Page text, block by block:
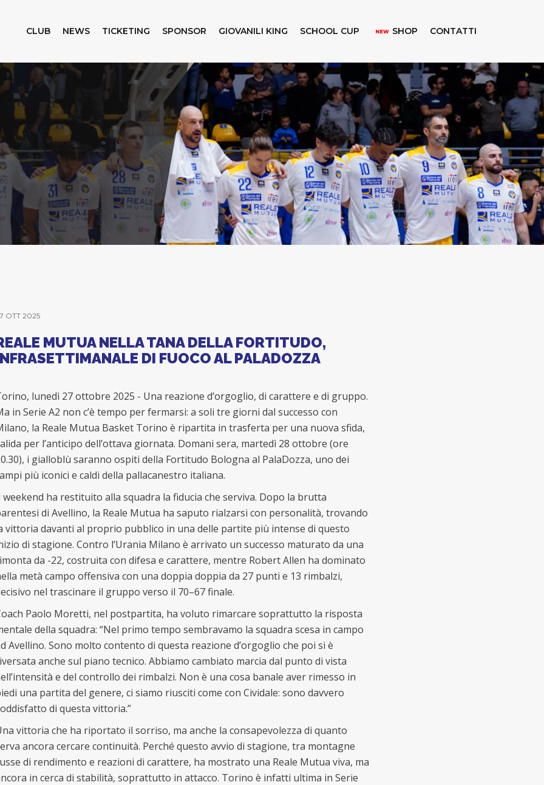
CLUB NEWS TICKETING SPONSOR GIOVANILI KING SCHOOL CUP NEW SHOP CONTATTI
OTT 2025
MUTUA NELLA TANA DELLA FORTITUDO,
DI FUOCO AL PALADOZZA
lunedì 27 ottobre 2025 - Una reazione d’orgoglio, di carattere e di gruppo.
in Serie A2 non c’è tempo per fermarsi: a soli tre giorni dal successo con
la Reale Mutua Basket Torino è ripartita in trasferta per una nuova sfida,
per l’anticipo dell’ottava giornata. Domani sera, martedì 28 ottobre (ore
i gialloblù saranno ospiti della Fortitudo Bologna al PalaDozza, uno dei
più iconici e caldi della pallacanestro italiana.
weekend ha restituito alla squadra la fiducia che serviva. Dopo la brutta
di Avellino, la Reale Mutua ha saputo rialzarsi con personalità, trovando
vittoria davanti al proprio pubblico in una delle partite più intense di questo
di stagione. Contro l’Urania Milano è arrivato un successo maturato da una
da -22, costruita con difesa e carattere, mentre Robert Allen ha dominato
metà campo offensiva con una doppia doppia da 27 punti e 13 rimbalzi,
nel trascinare il gruppo verso il 70–67 finale.
Paolo Moretti, nel postpartita, ha voluto rimarcare soprattutto la risposta
della squadra: “Nel primo tempo sembravamo la squadra scesa in campo
Avellino. Sono molto contento di questa reazione d’orgoglio che poi si è
anche sul piano tecnico. Abbiamo cambiato marcia dal punto di vista
e del controllo dei rimbalzi. Non è una cosa banale aver rimesso in
una partita del genere, ci siamo riusciti come con Cividale: sono davvero
di questa vittoria.”
vittoria che ha riportato il sorriso, ma anche la consapevolezza di quanto
ancora cercare continuità. Perché questo avvio di stagione, tra montagne
di rendimento e reazioni di carattere, ha mostrato una Reale Mutua viva, ma
in cerca di stabilità, soprattutto in attacco. Torino è infatti ultima in Serie